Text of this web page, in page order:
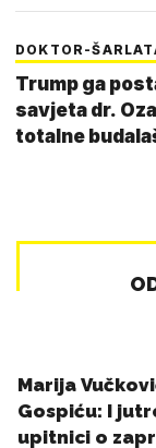
DOKTOR-
Trump ga
savjeta dr.
totalne